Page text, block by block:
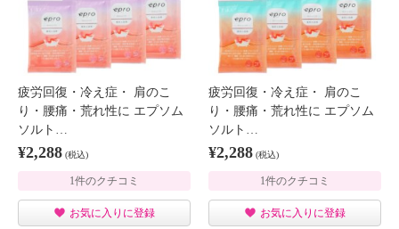
疲労回復・冷え症・ 肩のこ
り・腰痛・荒れ性に エプソム
ソルト…
¥2,288 (税込)
1件のクチコミ
お気に入りに登録
疲労回復・冷え症・ 肩のこ
り・腰痛・荒れ性に エプソム
ソルト…
¥2,288 (税込)
1件のクチコミ
お気に入りに登録